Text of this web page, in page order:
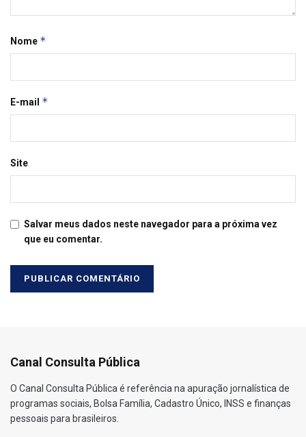
Nome *
E-mail *
Site
Salvar meus dados neste navegador para a próxima vez
que eu comentar.
Canal Consulta Pública
O Canal Consulta Pública é referência na apuração jornalística de
programas sociais, Bolsa Família, Cadastro Único, INSS e finanças
pessoais para brasileiros.